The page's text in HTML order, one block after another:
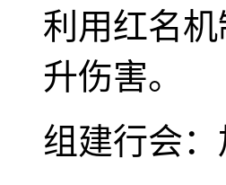
利用红名
升伤害。
组建行会